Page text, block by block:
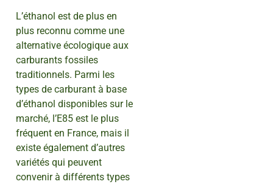
L’éthanol est de plus en
plus reconnu comme une
alternative écologique aux
carburants fossiles
traditionnels. Parmi les
types de carburant à base
d’éthanol disponibles sur le
marché, l’E85 est le plus
fréquent en France, mais il
existe également d’autres
variétés qui peuvent
convenir à différents types